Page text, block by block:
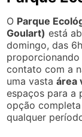
Sim, há67
disponíveis no
semana e
enquanto em
É permitido
Sim, desde que
de fios elétricos